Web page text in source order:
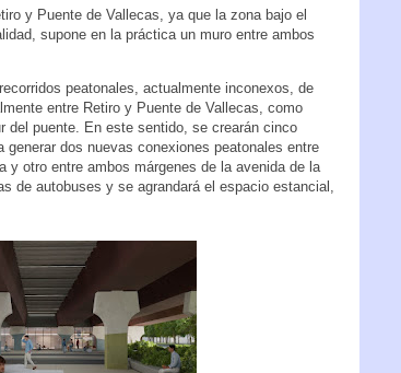
y Puente de Vallecas, ya que la zona bajo el
supone en la práctica un muro entre ambos
peatonales, actualmente inconexos, de
entre Retiro y Puente de Vallecas, como
del puente. En este sentido, se crearán cinco
dos nuevas conexiones peatonales entre
otro entre ambos márgenes de la avenida de la
de autobuses y se agrandará el espacio estancial,